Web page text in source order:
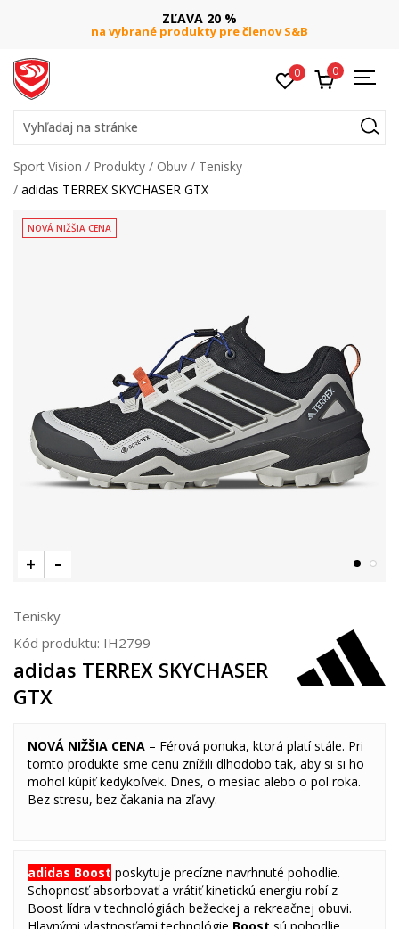
ZĽAVA 20 %
na vybrané produkty pre členov S&B
0 0
Vyhľadaj na stránke
Sport Vision Produkty Obuv
Tenisky
adidas TERREX SKYCHASER GTX
NOVÁ NIŽŠIA CENA
Tenisky
Kód produktu: IH2799
adidas TERREX SKYCHASER
GTX
NOVÁ NIŽŠIA CENA – Férová ponuka, ktorá platí stále. Pri
tomto produkte sme cenu znížili dlhodobo tak, aby si si ho
mohol kúpiť kedykoľvek. Dnes, o mesiac alebo o pol roka.
Bez stresu, bez čakania na zľavy.
adidas Boost poskytuje precízne navrhnuté pohodlie.
Schopnosť absorbovať a vrátiť kinetickú energiu robí z
Boost lídra v technológiách bežeckej a rekreačnej obuvi.